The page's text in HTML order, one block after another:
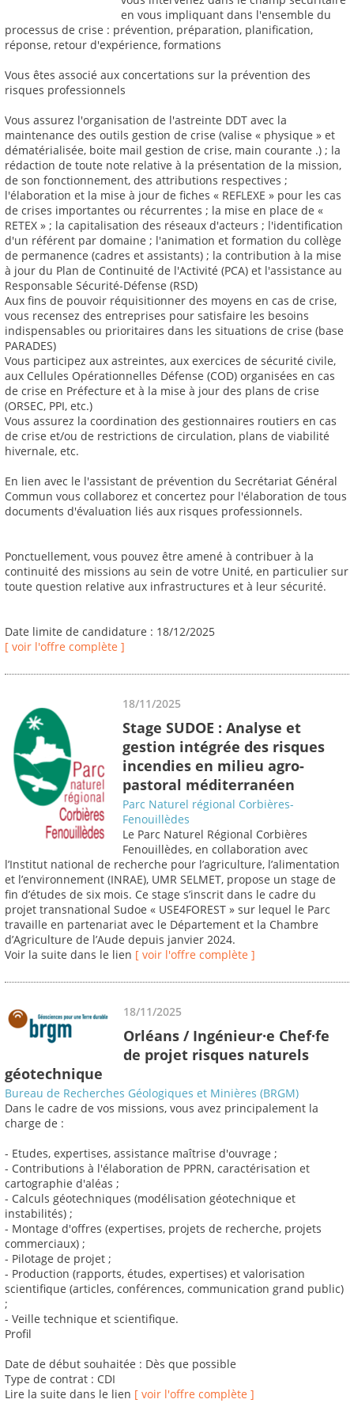
en vous impliquant dans l'ensemble du
processus de crise : prévention, préparation, planification,
réponse, retour d'expérience, formations
Vous êtes associé aux concertations sur la prévention des
risques professionnels
Vous assurez l'organisation de l'astreinte DDT avec la
maintenance des outils gestion de crise (valise « physique » et
dématérialisée, boite mail gestion de crise, main courante .) ; la
rédaction de toute note relative à la présentation de la mission,
de son fonctionnement, des attributions respectives ;
l'élaboration et la mise à jour de fiches « REFLEXE » pour les cas
de crises importantes ou récurrentes ; la mise en place de «
RETEX » ; la capitalisation des réseaux d'acteurs ; l'identification
d'un référent par domaine ; l'animation et formation du collège
de permanence (cadres et assistants) ; la contribution à la mise
à jour du Plan de Continuité de l'Activité (PCA) et l'assistance au
Responsable Sécurité-Défense (RSD)
Aux fins de pouvoir réquisitionner des moyens en cas de crise,
vous recensez des entreprises pour satisfaire les besoins
indispensables ou prioritaires dans les situations de crise (base
PARADES)
Vous participez aux astreintes, aux exercices de sécurité civile,
aux Cellules Opérationnelles Défense (COD) organisées en cas
de crise en Préfecture et à la mise à jour des plans de crise
(ORSEC, PPI, etc.)
Vous assurez la coordination des gestionnaires routiers en cas
de crise et/ou de restrictions de circulation, plans de viabilité
hivernale, etc.
En lien avec le l'assistant de prévention du Secrétariat Général
Commun vous collaborez et concertez pour l'élaboration de tous
documents d'évaluation liés aux risques professionnels.
Ponctuellement, vous pouvez être amené à contribuer à la
continuité des missions au sein de votre Unité, en particulier sur
toute question relative aux infrastructures et à leur sécurité.
Date limite de candidature : 18/12/2025
[ voir l'offre complète ]
18/11/2025
Stage SUDOE : Analyse et
gestion intégrée des risques
incendies en milieu agro-
pastoral méditerranéen
Parc Naturel régional Corbières-
Fenouillèdes
Le Parc Naturel Régional Corbières
Fenouillèdes, en collaboration avec
l’Institut national de recherche pour l’agriculture, l’alimentation
et l’environnement (INRAE), UMR SELMET, propose un stage de
fin d’études de six mois. Ce stage s’inscrit dans le cadre du
projet transnational Sudoe « USE4FOREST » sur lequel le Parc
travaille en partenariat avec le Département et la Chambre
d’Agriculture de l’Aude depuis janvier 2024.
Voir la suite dans le lien [ voir l'offre complète ]
18/11/2025
Orléans / Ingénieur·e Chef·fe
de projet risques naturels
géotechnique
Bureau de Recherches Géologiques et Minières (BRGM)
Dans le cadre de vos missions, vous avez principalement la
charge de :
- Etudes, expertises, assistance maîtrise d'ouvrage ;
- Contributions à l'élaboration de PPRN, caractérisation et
cartographie d'aléas ;
- Calculs géotechniques (modélisation géotechnique et
instabilités) ;
- Montage d'offres (expertises, projets de recherche, projets
commerciaux) ;
- Pilotage de projet ;
- Production (rapports, études, expertises) et valorisation
scientifique (articles, conférences, communication grand public)
;
- Veille technique et scientifique.
Profil
Date de début souhaitée : Dès que possible
Type de contrat : CDI
Lire la suite dans le lien [ voir l'offre complète ]